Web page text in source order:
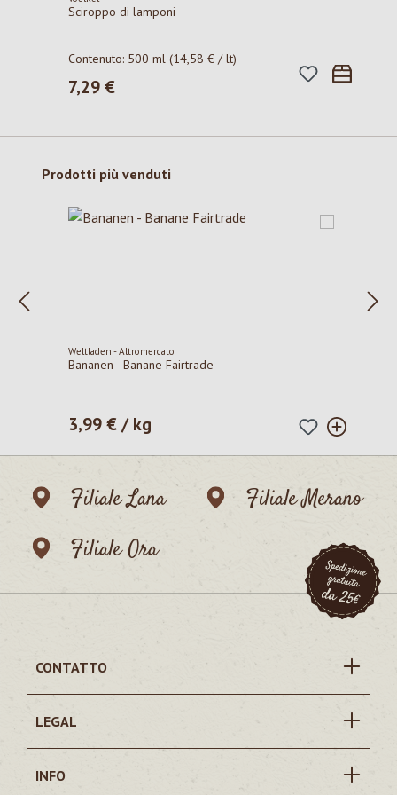
Sciroppo di lamponi
Contenuto: 500 ml(14,58 € / lt)
Prezzo normale:
7,29 €
Salta la galleria dei prodotti
Prodotti più venduti
Weltladen - Altromercato
Bananen - Banane Fairtrade
Prezzo normale:
3,99 € / kg
Filiale Lana
Filiale Merano
Filiale Ora
CONTATTO
LEGAL
INFO